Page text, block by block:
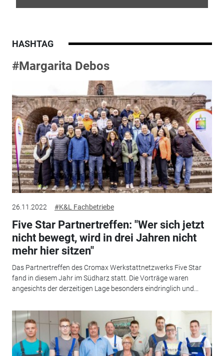
HASHTAG
#Margarita Debos
26.11.2022 #K&L Fachbetriebe
Five Star Partnertreffen: "Wer sich jetzt
nicht bewegt, wird in drei Jahren nicht
mehr hier sitzen"
Das Partnertreffen des Cromax Werkstattnetzwerks Five Star
fand in diesem Jahr im Südharz statt. Die Vorträge waren
angesichts der derzeitigen Lage besonders eindringlich und...